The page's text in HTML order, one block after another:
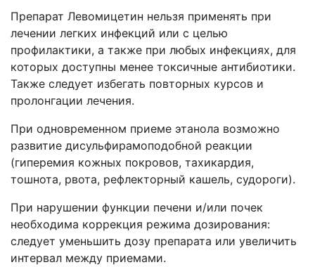
Препарат Левомицетин нельзя применять при
лечении легких инфекций или с целью
профилактики, а также при любых инфекциях, для
которых доступны менее токсичные антибиотики.
Также следует избегать повторных курсов и
пролонгации лечения.
При одновременном приеме этанола возможно
развитие дисульфирамоподобной реакции
(гиперемия кожных покровов, тахикардия,
тошнота, рвота, рефлекторный кашель, судороги).
При нарушении функции печени и/или почек
необходима коррекция режима дозирования:
следует уменьшить дозу препарата или увеличить
интервал между приемами.